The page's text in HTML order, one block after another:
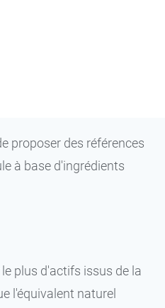
proposer des références
à base d'ingrédients
plus d'actifs issus de la
l'équivalent naturel